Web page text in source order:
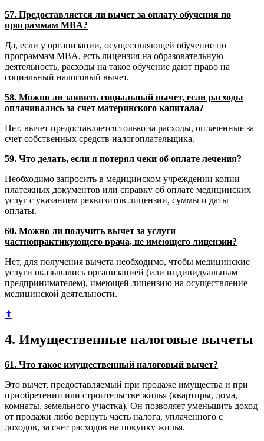
57. Предоставляется ли вычет за оплату обучения по
программам MBA?
Да, если у организации, осуществляющей обучение по
программам MBA, есть лицензия на образовательную
деятельность, расходы на такое обучение дают право на
социальный налоговый вычет.
58. Можно ли заявить социальный вычет, если расходы
оплачивались за счет материнского капитала?
Нет, вычет предоставляется только за расходы, оплаченные за
счет собственных средств налогоплательщика.
59. Что делать, если я потерял чеки об оплате лечения?
Необходимо запросить в медицинском учреждении копии
платежных документов или справку об оплате медицинских
услуг с указанием реквизитов лицензии, суммы и даты
оплаты.
60. Можно ли получить вычет за услуги
частнопрактикующего врача, не имеющего лицензии?
Нет, для получения вычета необходимо, чтобы медицинские
услуги оказывались организацией (или индивидуальным
предпринимателем), имеющей лицензию на осуществление
медицинской деятельности.
⬆
4. Имущественные налоговые вычеты
61. Что такое имущественный налоговый вычет?
Это вычет, предоставляемый при продаже имущества и при
приобретении или строительстве жилья (квартиры, дома,
комнаты, земельного участка). Он позволяет уменьшить доход
от продажи либо вернуть часть налога, уплаченного с
доходов, за счет расходов на покупку жилья.